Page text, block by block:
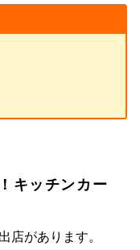
キッチンカー
店があります。